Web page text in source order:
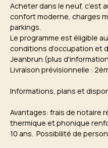
Acheter dans le neuf, c’est
confort moderne, charges
parkings.
Le programme est éligible
conditions d'occupation et
Jeanbrun (plus
Livraison prévisionnelle :
Informations, plans et
Avantages: frais de notaire
thermique et phonique
10 ans. Possibilité de